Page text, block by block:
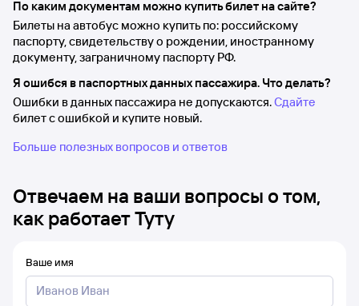
По каким документам можно купить билет на сайте?
Билеты на автобус можно купить по: российскому
паспорту, свидетельству о рождении, иностранному
документу, заграничному паспорту РФ.
Я ошибся в паспортных данных пассажира. Что делать?
Ошибки в данных пассажира не допускаются.Сдайте
билет с ошибкой и купите новый.
Больше полезных вопросов и ответов
Отвечаем на ваши вопросы о том,
как работает Туту
Ваше имя